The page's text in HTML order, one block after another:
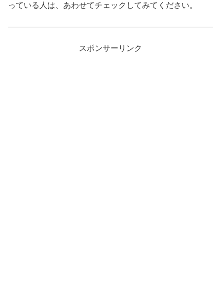
っている人は、あわせてチェックしてみてください。
スポンサーリンク